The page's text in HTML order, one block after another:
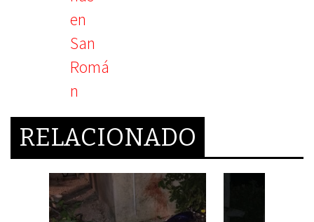
RELACIONADO